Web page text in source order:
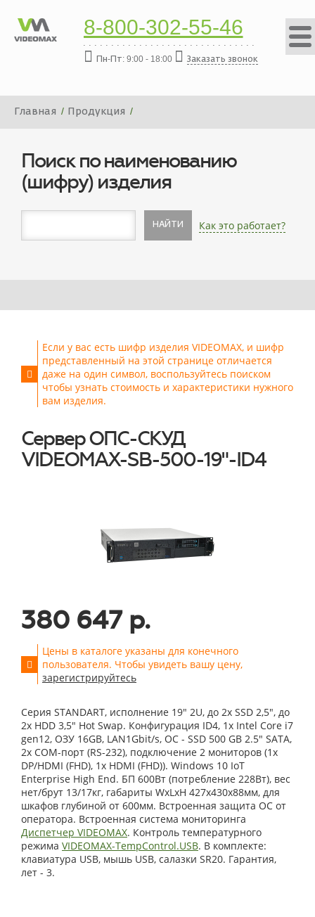
8-800-302-55-46
Пн-Пт: 9:00 - 18:00 Заказать звонок
Главная
Продукция
Поиск по наименованию
(шифру) изделия
НАЙТИ Как это работает?
Если у вас есть шифр изделия VIDEOMAX, и шифр
представленный на этой странице отличается
даже на один символ, воспользуйтесь поиском
чтобы узнать стоимость и характеристики нужного
вам изделия.
Сервер ОПС-СКУД
VIDEOMAX-SB-500-19"-ID4
380 647 р.
Цены в каталоге указаны для конечного
пользователя. Чтобы увидеть вашу цену,
зарегистрируйтесь
Серия STANDART, исполнение 19" 2U, до 2x SSD 2,5", до
2x HDD 3,5" Hot Swap. Конфигурация ID4, 1x Intel Core i7
gen12, ОЗУ 16GB, LAN1Gbit/s, OС - SSD 500 GB 2.5" SATA,
2x COM-порт (RS-232), подключение 2 мониторов (1x
DP/HDMI (FHD), 1x HDMI (FHD)). Windows 10 IoT
Enterprise High End. БП 600Вт (потребление 228Вт), вес
нет/брут 13/17кг, габариты WxLxH 427x430x88мм, для
шкафов глубиной от 600мм. Встроенная защита ОС от
оператора. Встроенная система мониторинга
Диспетчер VIDEOMAX. Контроль температурного
режима VIDEOMAX-TempControl.USB. В комплекте:
клавиатура USB, мышь USB, салазки SR20. Гарантия,
лет - 3.